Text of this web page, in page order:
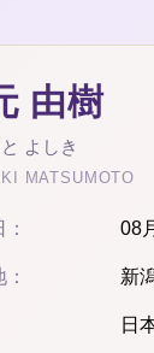
由樹
よしき
MATSUMOTO
08
新
日